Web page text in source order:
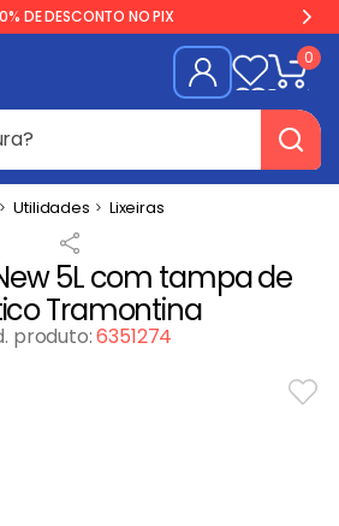
DE DESCONTO NO PIX
0
Utilidades Lixeiras
5L com tampa de
Tramontina
produto:6351274